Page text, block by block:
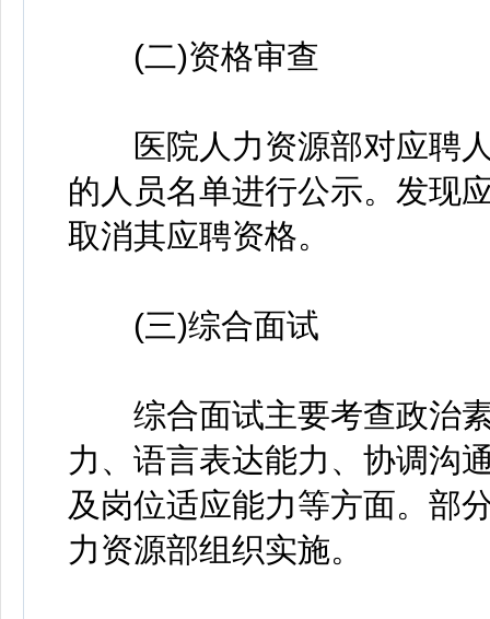
(二)资格审查
医院人力资源部对应聘人
的人员名单进行公示。发现
取消其应聘资格。
(三)综合面试
综合面试主要考查政治素
力、语言表达能力、协调沟
及岗位适应能力等方面。部
力资源部组织实施。